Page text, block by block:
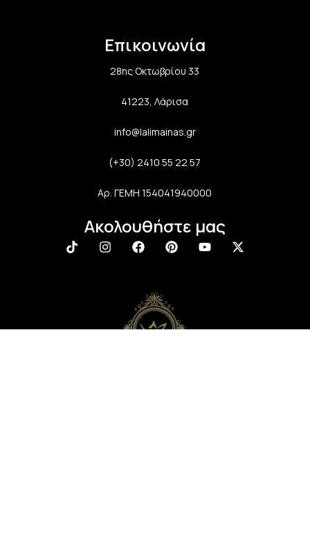
Επικοινωνία
28ης Οκτωβρίου 33
41223, Λάρισα
info@lalimainas.gr
(+30) 2410 55 22 57
Αρ. ΓΕΜΗ 154041940000
Ακολουθήστε μας